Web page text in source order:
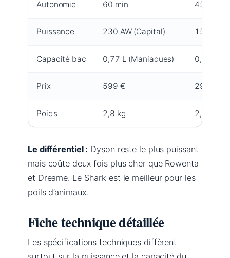
Autonomie 60 min 45 min
Puissance 230 AW (Capital) 150 AW
Capacité bac 0,77 L (Maniaques) 0,7 L
Prix 599 € 299 €
Poids 2,8 kg 2,6 kg
Le différentiel : Dyson reste le plus puissant
mais coûte deux fois plus cher que Rowenta
et Dreame. Le Shark est le meilleur pour les
poils d’animaux.
Fiche technique détaillée
Les spécifications techniques diffèrent